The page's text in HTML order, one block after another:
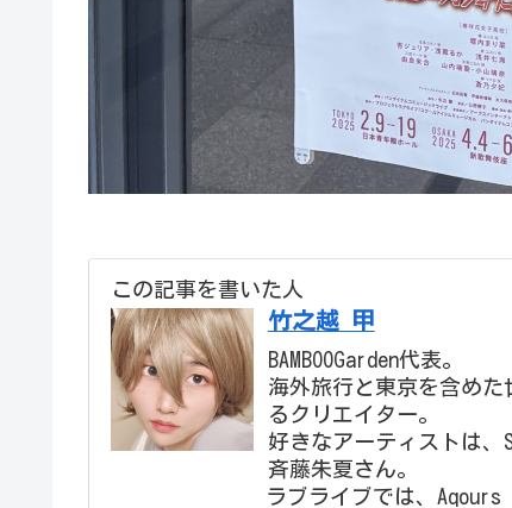
この記事を書いた人
竹之越 甲
BAMBOOGarden代表。
海外旅行と東京を含め
るクリエイター。
好きなアーティストは、
斉藤朱夏さん。
ラブライブでは、